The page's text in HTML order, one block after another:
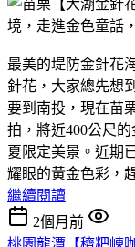
最美的堤防金針花
針花，大家總先想到
要到南投，現在苗
拍，將近400公尺
夏限定美景。近期
耀眼的黃金色彩，
繼續閱讀
2個月前
桃園龍潭【穧粑崠